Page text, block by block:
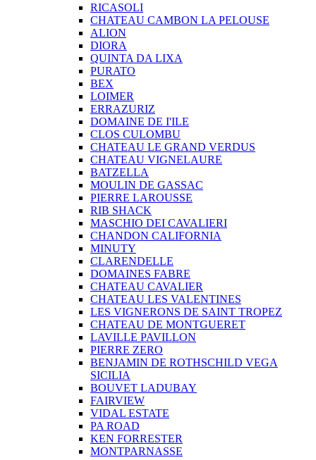
RICASOLI
CHATEAU CAMBON LA PELOUSE
ALION
DIORA
QUINTA DA LIXA
PURATO
BEX
LOIMER
ERRAZURIZ
DOMAINE DE I'ILE
CLOS CULOMBU
CHATEAU LE GRAND VERDUS
CHATEAU VIGNELAURE
BATZELLA
MOULIN DE GASSAC
PIERRE LAROUSSE
RIB SHACK
MASCHIO DEI CAVALIERI
CHANDON CALIFORNIA
MINUTY
CLARENDELLE
DOMAINES FABRE
CHATEAU CAVALIER
CHATEAU LES VALENTINES
LES VIGNERONS DE SAINT TROPEZ
CHATEAU DE MONTGUERET
LAVILLE PAVILLON
PIERRE ZERO
BENJAMIN DE ROTHSCHILD VEGA
SICILIA
BOUVET LADUBAY
FAIRVIEW
VIDAL ESTATE
PA ROAD
KEN FORRESTER
MONTPARNASSE